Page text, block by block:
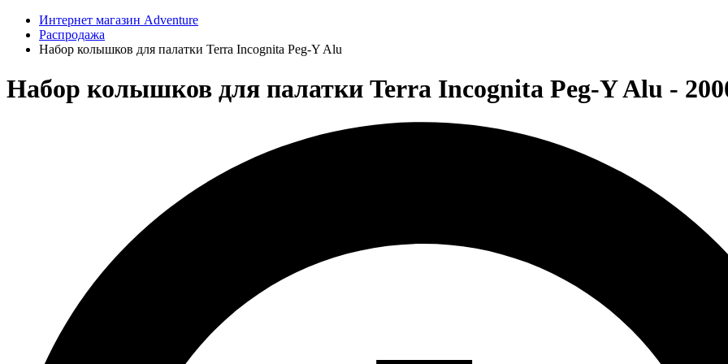
Интернет магазин Adventure
Распродажа
Набор колышков для палатки Terra Incognita Peg-Y Alu
Набор колышков для палатки Terra Incognita Peg-Y Alu -